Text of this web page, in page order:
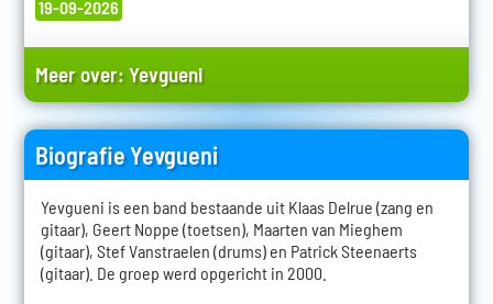
19-09-2026
Meer over:Yevgueni
Biografie Yevgueni
Yevgueni is een band bestaande uit Klaas Delrue (zang en
gitaar), Geert Noppe (toetsen), Maarten van Mieghem
(gitaar), Stef Vanstraelen (drums) en Patrick Steenaerts
(gitaar). De groep werd opgericht in 2000.